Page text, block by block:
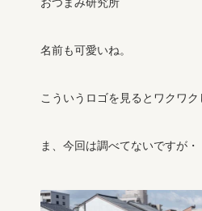
おつまみ研究所
名前も可愛いね。
こういうロゴを見るとワクワク
ま、今回は調べてないですが・